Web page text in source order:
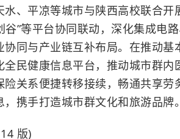
、平凉等城市与陕西高校联合开
谷”等平台协同联动，深化集成电
同与产业链互补布局。在推动基
民健康信息平台，推动城市群内
关系便捷转移接续，畅通共享劳
携手打造城市群文化和旅游品牌。
版)